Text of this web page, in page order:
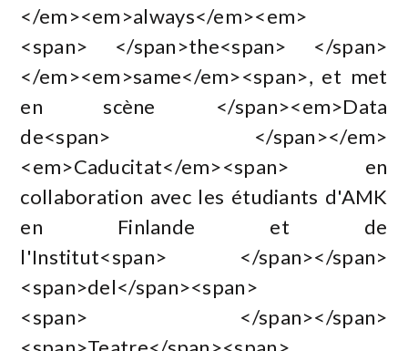
</em><em>always</em><em>
<span> </span>the<span> </span>
</em><em>same</em><span>, et met
en scène </span><em>Data
de<span> </span></em>
<em>Caducitat</em><span> en
collaboration avec les étudiants d'AMK
en Finlande et de
l'Institut<span> </span></span>
<span>del</span><span>
<span> </span></span>